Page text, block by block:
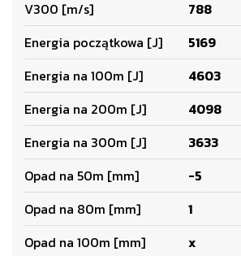
V300 [m/s]
788
Energia początkowa [J]
5169
Energia na 100m [J]
4603
Energia na 200m [J]
4098
Energia na 300m [J]
3633
Opad na 50m [mm]
-5
Opad na 80m [mm]
1
Opad na 100m [mm]
x